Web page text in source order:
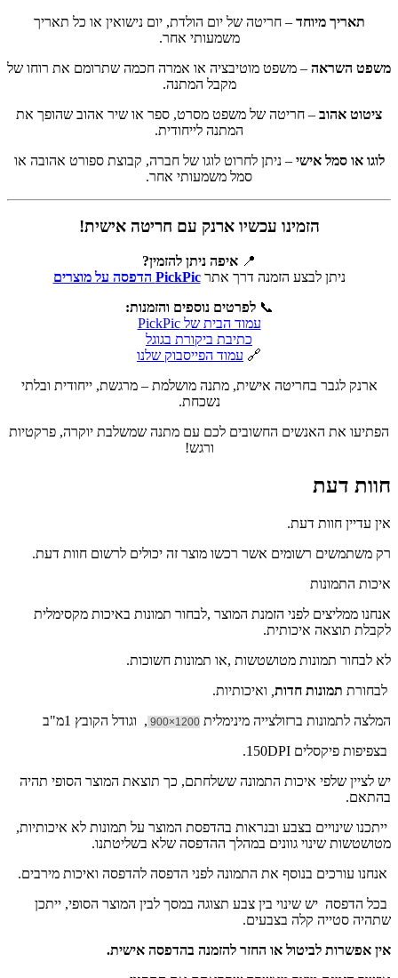
תאריך מיוחד – חריטה של יום הולדת, יום נישואין או כל תאריך
משמעותי אחר.
משפט השראה – משפט מוטיבציה או אמרה חכמה שתרומם את רוחו של
מקבל המתנה.
ציטוט אהוב – חריטה של משפט מסרט, ספר או שיר אהוב שהופך את
המתנה לייחודית.
לוגו או סמל אישי – ניתן לחרוט לוגו של חברה, קבוצת ספורט אהובה או
סמל משמעותי אחר.
הזמינו עכשיו ארנק עם חריטה אישית!
📍 איפה ניתן להזמין?
ניתן לבצע הזמנה דרך אתרPickPic הדפסה על מוצרים
📞לפרטים נוספים והזמנות:
עמוד הבית של PickPic
כתיבת ביקורת בגוגל
🔗 עמוד הפייסבוק שלנו
ארנק לגבר בחריטה אישית, מתנה מושלמת – מרגשת, ייחודית ובלתי
נשכחת.
הפתיעו את האנשים החשובים לכם עם מתנה שמשלבת יוקרה, פרקטיות
ורגש!
חוות דעת
אין עדיין חוות דעת.
רק משתמשים רשומים אשר רכשו מוצר זה יכולים לרשום חוות דעת.
איכות התמונות
אנחנו ממליצים לפני הזמנת המוצר ,לבחור תמונות באיכות מקסימלית
לקבלת תוצאה איכותית.
לא לבחור תמונות מטושטשות ,או תמונות חשוכות.
לבחורת תמונות חדות ואיכותיות.
המלצה לתמונות ברזולצייה מינימלית 1200×900
, וגודל הקובץ 1מ"ב
בצפיפות פיקסלים 150DPI.
יש לציין שלפי איכות התמונה ששלחתם, כך תוצאת המוצר הסופי תהיה
בהתאם.
ייתכנו שינויים בצבע ובנראות בהדפסת המוצר על תמונות לא איכותיות,
מטושטשות שינוי גוונים במהלך ההדפסה שלא בשליטתנו.
אנחנו עורכים בנוסף את התמונה לפני הדפסה להדפסה ואיכות מירבים.
בכל הדפסה יש שינוי בין צבע תצוגה במסך לבין המוצר הסופי, ייתכן
שתהיה סטייה קלה בצבעים.
אין אפשרות לביטול או החזר להזמנה בהדפסה אישית.